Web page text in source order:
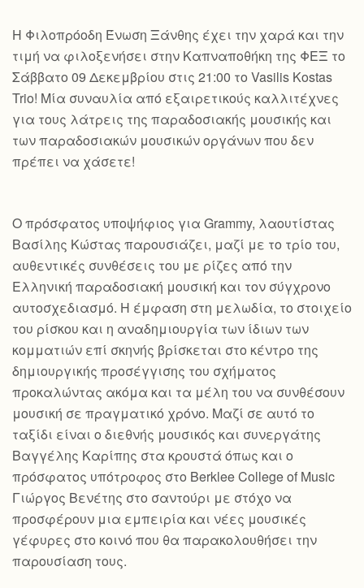
H Φιλοπρόοδη Ένωση Ξάνθης έχει την χαρά και την
τιμή να φιλοξενήσει στην Καπναποθήκη της ΦΕΞ το
Σάββατο 09 Δεκεμβρίου στις 21:00 το Vasilis Kostas
Trio! Μία συναυλία από εξαιρετικούς καλλιτέχνες
για τους λάτρεις της παραδοσιακής μουσικής και
των παραδοσιακών μουσικών οργάνων που δεν
πρέπει να χάσετε!
Ο πρόσφατος υποψήφιος για Grammy, λαουτίστας
Βασίλης Κώστας παρουσιάζει, μαζί με το τρίο του,
αυθεντικές συνθέσεις του με ρίζες από την
Ελληνική παραδοσιακή μουσική και τον σύγχρονο
αυτοσχεδιασμό. Η έμφαση στη μελωδία, το στοιχείο
του ρίσκου και η αναδημιουργία των ίδιων των
κομματιών επί σκηνής βρίσκεται στο κέντρο της
δημιουργικής προσέγγισης του σχήματος
προκαλώντας ακόμα και τα μέλη του να συνθέσουν
μουσική σε πραγματικό χρόνο. Μαζί σε αυτό το
ταξίδι είναι ο διεθνής μουσικός και συνεργάτης
Βαγγέλης Καρίπης στα κρουστά όπως και ο
πρόσφατος υπότροφος στο Berklee College of Music
Γιώργος Βενέτης στο σαντούρι με στόχο να
προσφέρουν μια εμπειρία και νέες μουσικές
γέφυρες στο κοινό που θα παρακολουθήσει την
παρουσίαση τους.